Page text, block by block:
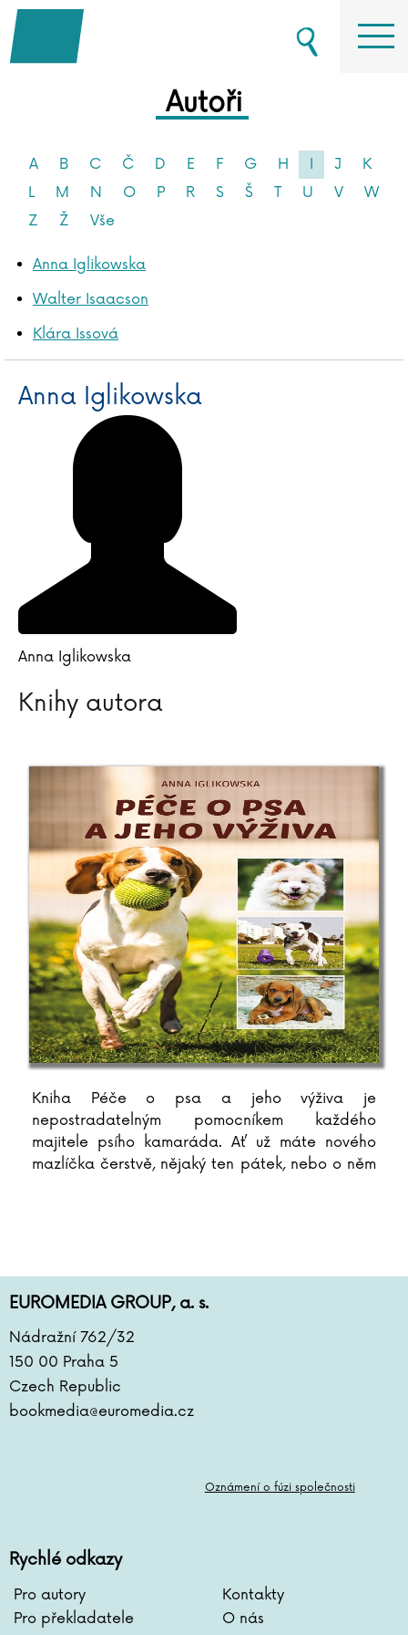
Autoři
A B C Č D E F G H I J
K
L
M N O P R S Š T U V
W
Z
Ž Vše
Anna Iglikowska
Walter Isaacson
Klára Issová
Anna Iglikowska
Anna Iglikowska
Knihy autora
Kniha Péče o psa a jeho výživa je
nepostradatelným pomocníkem každého
majitele psího kamaráda. Ať už máte nového
mazlíčka čerstvě, nějaký ten pátek, nebo o něm
EUROMEDIA GROUP, a. s.
Nádražní 762/32
150 00 Praha 5
Czech Republic
bookmedia@euromedia.cz
Oznámení o fúzi společnosti
Rychlé odkazy
Pro autory
Kontakty
Pro překladatele
O nás